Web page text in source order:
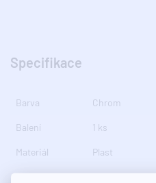
Specifikace
Barva Chrom
Balení 1 ks
Materiál Plast
Tloušťka 10-80 mm